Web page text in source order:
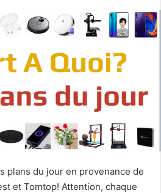
plans du jour en provenance de
et Tomtop! Attention, chaque